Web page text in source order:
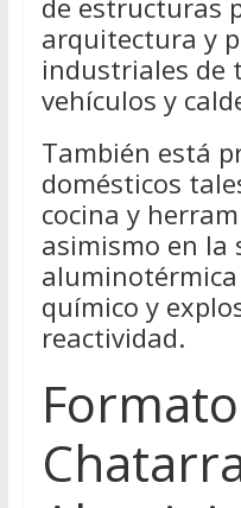
de estructuras
arquitectura y
industriales de
vehículos y
También está
domésticos
cocina y
asimismo en la
químico y
reactividad.